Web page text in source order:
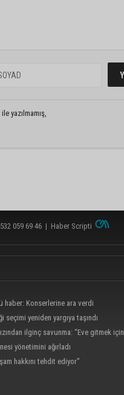
yazılmamış,
059 69 46 | Haber Scripti
haber: Konserlerine ara verdi
yeniden yargıya taşındı
ilginç savunma: “Eve gitmek için
yönetimini ağırladı
hakkını tehdit ediyor"